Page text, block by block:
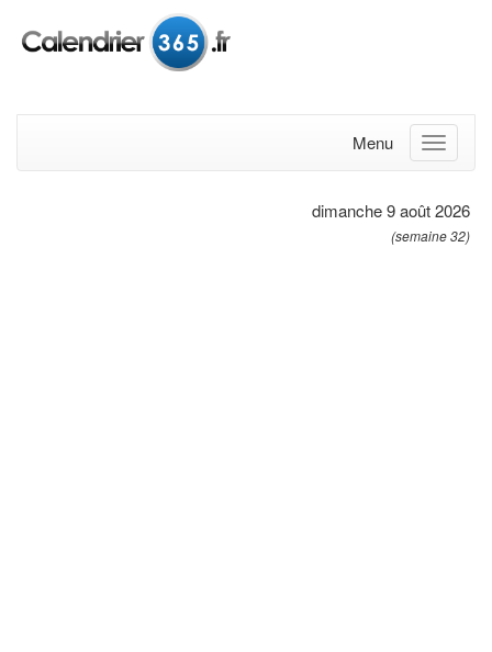
Menu
dimanche 9 août 2026
(semaine 32)